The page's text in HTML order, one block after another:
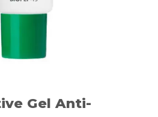
Gel Anti-